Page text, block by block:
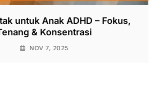
untuk Anak ADHD – Fokus,
& Konsentrasi
NOV 7, 2025